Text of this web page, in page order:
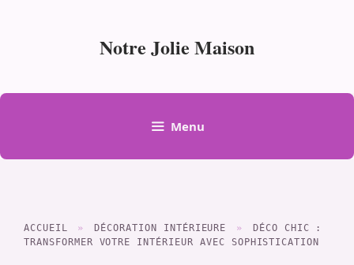
Notre Jolie Maison
Menu
ACCUEIL » DÉCORATION INTÉRIEURE »
DÉCO CHIC :
TRANSFORMER VOTRE INTÉRIEUR AVEC SOPHISTICATION